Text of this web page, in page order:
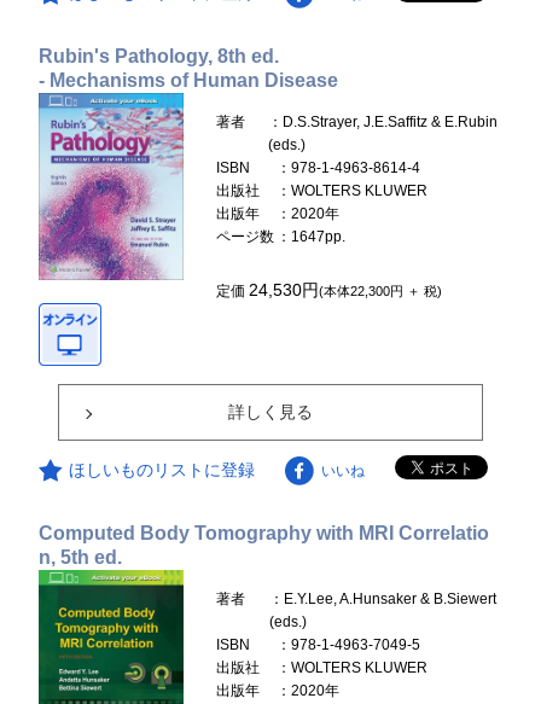
Rubin's Pathology, 8th ed.
- Mechanisms of Human Disease
著者
：D.S.Strayer, J.E.Saffitz & E.Rubin
(eds.)
ISBN
：978-1-4963-8614-4
出版社
：WOLTERS KLUWER
出版年
：2020年
ページ数 ：1647pp.
定価24,530円(本体22,300円 ＋ 税)
詳しく見る
ほしいものリストに登録 いいね
Computed Body Tomography with MRI Correlatio
n, 5th ed.
著者
：E.Y.Lee, A.Hunsaker & B.Siewert
(eds.)
ISBN
：978-1-4963-7049-5
出版社
：WOLTERS KLUWER
出版年
：2020年